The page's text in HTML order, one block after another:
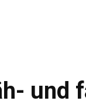
und